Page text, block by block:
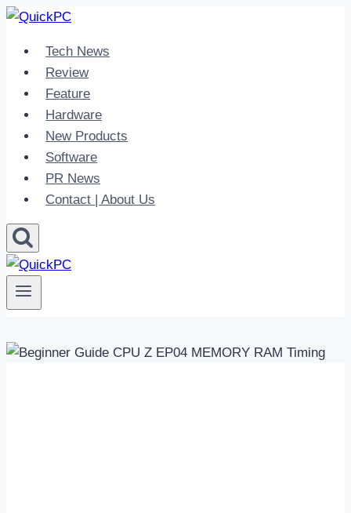
Skip
contentTech News
Review
Feature
Hardware
New Products
Software
PR News
Contact | About Us